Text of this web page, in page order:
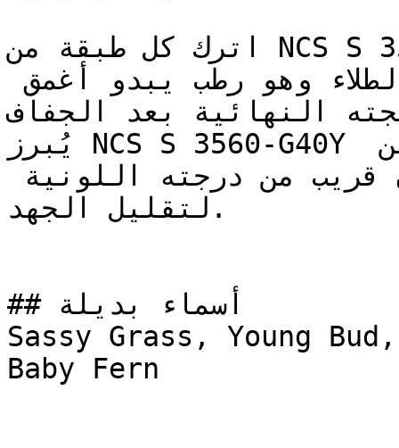
اترك كل طبقة من NCS S 3560-G40Y لتجف تماماً قبل
النهائية بعد الجفاف.
يُبرز NCS S 3560-G40Y عمقه الكامل بطلاء وجهين
لتقليل الجهد.
## أسماء بديلة
Sassy Grass, Young
Baby Fern